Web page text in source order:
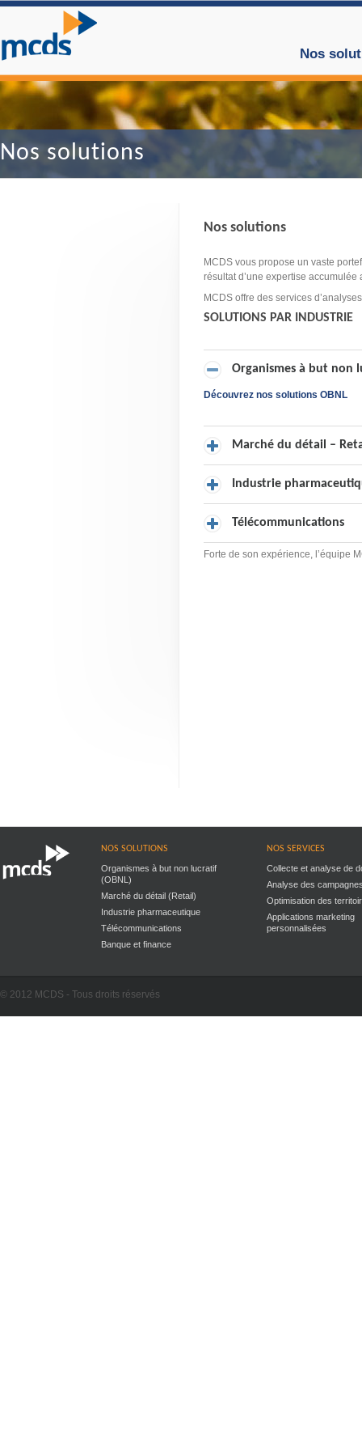
Nos
Nos solutions
Nos solutions
MCDS vous propose un vaste
résultat d’une expertise
MCDS offre des services
SOLUTIONS PAR INDUSTRIE
Organismes à but non
Découvrez nos solutions OBNL
Marché du détail –
Industrie
Télécommunications
Forte de son expérience, l’équipe
© 2012 MCDS - Tous droits réservés
NOS SOLUTIONS
Organismes à but non lucratif
(OBNL)
Marché du détail (Retail)
Industrie pharmaceutique
Télécommunications
Banque et finance
NOS SERVICES
Collecte et analyse de
Analyse des
Optimisation des
Applications marketing
personnalisées